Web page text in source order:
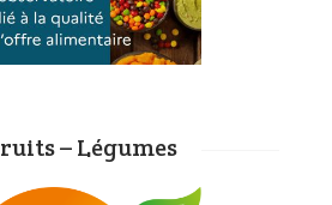
– Légumes